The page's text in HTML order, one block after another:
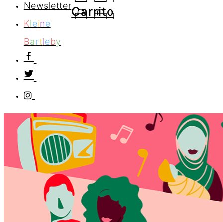
Newsletter
Kleine
Bartleby
Carrito